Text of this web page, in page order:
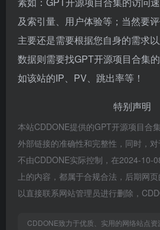
及索引量、用户体验等；当然要
主要还是需要根据您自身的需求
数据则需要找GPT开源项目合集
如该站的IP、PV、跳出率等！
特别声明
本站CDDONE提供的GPT开源项目合
外部链接的准确性和完整性，同时，对
不由CDDONE实际控制，在2024-10-
上的内容，都属于合规合法，后期网
以直接联系网站管理员进行删除，
CDDONE致力于优质、实用的网络站点资